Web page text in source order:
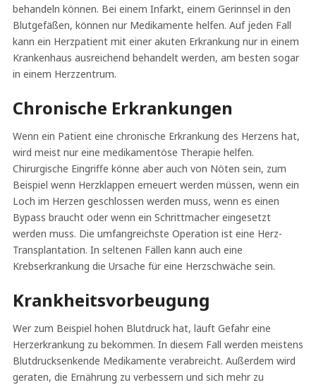
behandeln können. Bei einem Infarkt, einem Gerinnsel in den
Blutgefäßen, können nur Medikamente helfen. Auf jeden Fall
kann ein Herzpatient mit einer akuten Erkrankung nur in einem
Krankenhaus ausreichend behandelt werden, am besten sogar
in einem Herzzentrum.
Chronische Erkrankungen
Wenn ein Patient eine chronische Erkrankung des Herzens hat,
wird meist nur eine medikamentöse Therapie helfen.
Chirurgische Eingriffe könne aber auch von Nöten sein, zum
Beispiel wenn Herzklappen erneuert werden müssen, wenn ein
Loch im Herzen geschlossen werden muss, wenn es einen
Bypass braucht oder wenn ein Schrittmacher eingesetzt
werden muss. Die umfangreichste Operation ist eine Herz-
Transplantation. In seltenen Fällen kann auch eine
Krebserkrankung die Ursache für eine Herzschwäche sein.
Krankheitsvorbeugung
Wer zum Beispiel hohen Blutdruck hat, läuft Gefahr eine
Herzerkrankung zu bekommen. In diesem Fall werden meistens
Blutdrucksenkende Medikamente verabreicht. Außerdem wird
geraten, die Ernährung zu verbessern und sich mehr zu